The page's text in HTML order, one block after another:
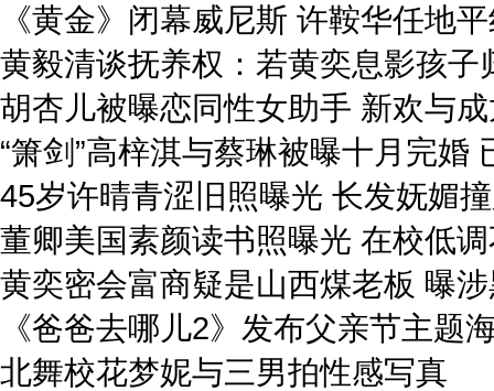
《黄金》闭幕威尼斯 许鞍华任地
黄毅清谈抚养权：若黄奕息影孩子
胡杏儿被曝恋同性女助手 新欢与
“箫剑”高梓淇与蔡琳被曝十月完婚
45岁许晴青涩旧照曝光 长发妩媚
董卿美国素颜读书照曝光 在校低
黄奕密会富商疑是山西煤老板 曝
《爸爸去哪儿2》发布父亲节主题
北舞校花梦妮与三男拍性感写真